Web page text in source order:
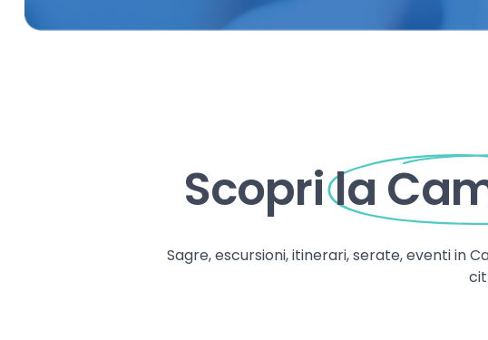
Scoprila
Sagre, escursioni, itinerari, serate, eventi in